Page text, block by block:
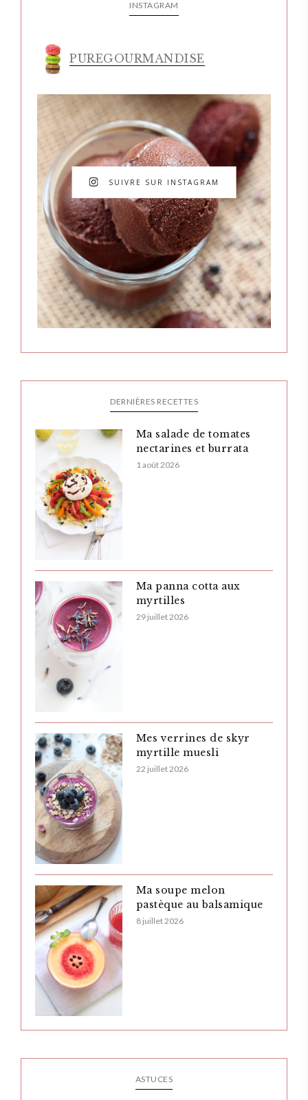
INSTAGRAM
PUREGOURMANDISE
SUIVRE SUR INSTAGRAM
DERNIÈRES RECETTES
Ma salade de tomates
nectarines et burrata
1 août 2026
Ma panna cotta aux
myrtilles
29 juillet 2026
Mes verrines de skyr
myrtille muesli
22 juillet 2026
Ma soupe melon
pastèque au balsamique
8 juillet 2026
ASTUCES